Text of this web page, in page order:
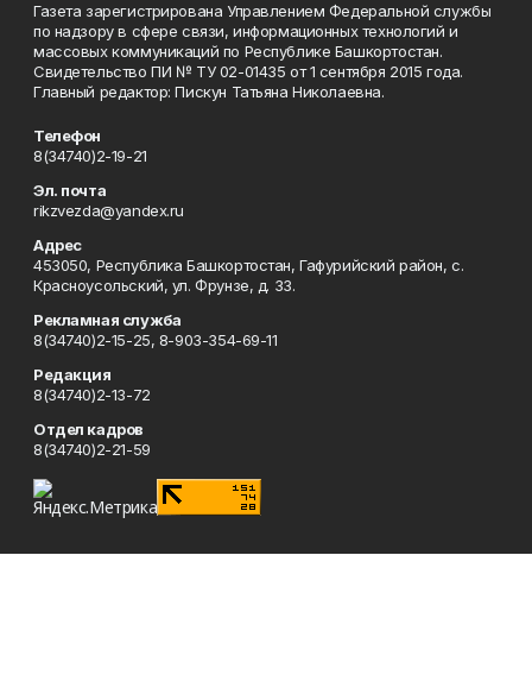
Газета зарегистрирована Управлением Федеральной службы
по надзору в сфере связи, информационных технологий и
массовых коммуникаций по Республике Башкортостан.
Свидетельство ПИ № ТУ 02-01435 от 1 сентября 2015 года.
Главный редактор: Пискун Татьяна Николаевна.
Телефон
8(34740)2-19-21
Эл. почта
rikzvezda@yandex.ru
Адрес
453050, Республика Башкортостан, Гафурийский район, с.
Красноусольский, ул. Фрунзе, д. 33.
Рекламная служба
8(34740)2-15-25, 8-903-354-69-11
Редакция
8(34740)2-13-72
Отдел кадров
8(34740)2-21-59